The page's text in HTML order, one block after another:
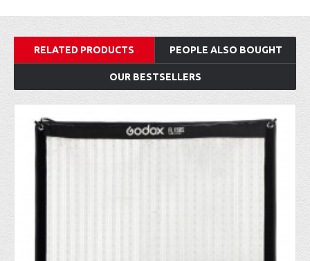
RELATED PRODUCTS PEOPLE ALSO BOUGHT
OUR BESTSELLERS